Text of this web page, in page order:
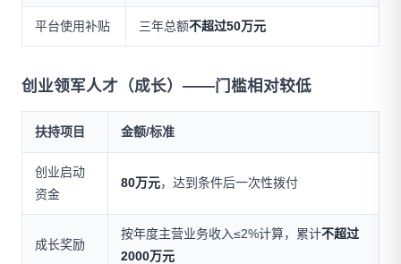
平台使用补贴 三年总额不超过50万元
创业领军人才（成长）——门槛相对较低
扶持项目 金额/标准
创业启动
资金
80万元，达到条件后一次性拨付
成长奖励
按年度主营业务收入≤2%计算，累计不超过
2000万元